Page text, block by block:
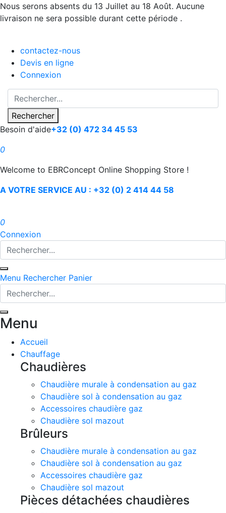
Nous serons absents du 13 Juillet au 18 Août. Aucune
livraison ne sera possible durant cette période .
contactez-nous
Devis en ligne
Connexion
Rechercher
Besoin d'aide+32 (0) 472 34 45 53
0
Welcome to EBRConcept Online Shopping Store !
A VOTRE SERVICE AU : +32 (0) 2 414 44 58
0
Connexion
Menu Rechercher Panier
Menu
Accueil
Chauffage
Chaudières
Chaudière murale à condensation au gaz
Chaudière sol à condensation au gaz
Accessoires chaudière gaz
Chaudière sol mazout
Brûleurs
Chaudière murale à condensation au gaz
Chaudière sol à condensation au gaz
Accessoires chaudière gaz
Chaudière sol mazout
Pièces détachées chaudières